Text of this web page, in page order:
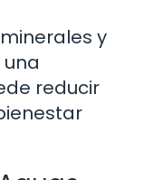
y
reducir